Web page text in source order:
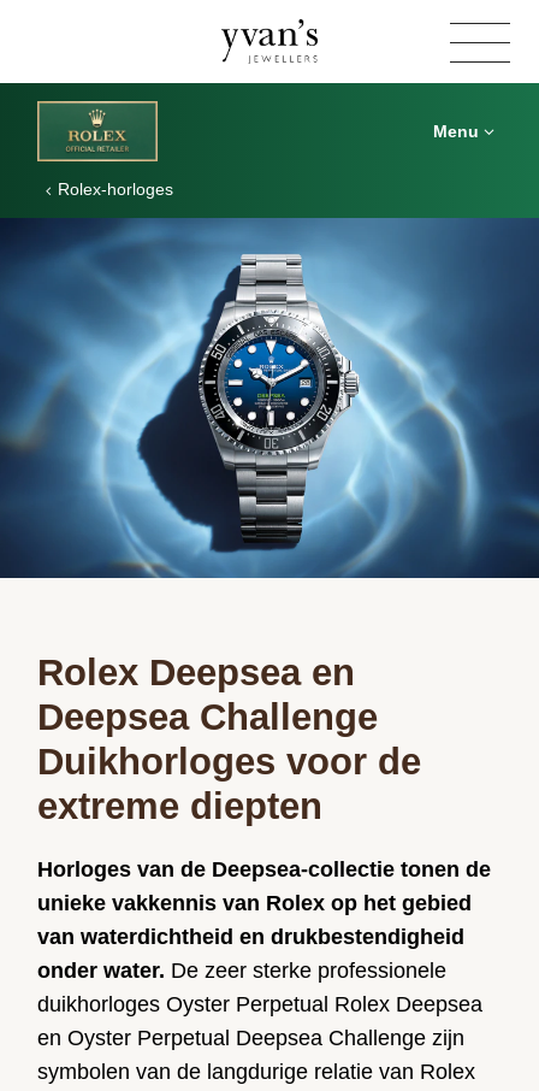
Yvan's
Menu
Rolex-horloges
Rolex
Deepsea
Rolex Deepsea en
Deepsea Challenge
Duikhorloges voor de
extreme diepten
Horloges van de Deepsea-collectie tonen de
unieke vakkennis van Rolex op het gebied
van waterdichtheid en drukbestendigheid
onder water. De zeer sterke professionele
duikhorloges Oyster Perpetual Rolex Deepsea
en Oyster Perpetual Deepsea Challenge zijn
symbolen van de langdurige relatie van Rolex